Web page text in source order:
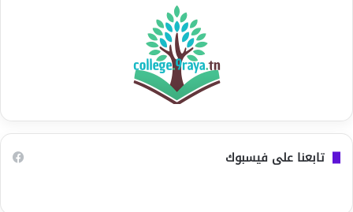
تابعنا على فيسبوك